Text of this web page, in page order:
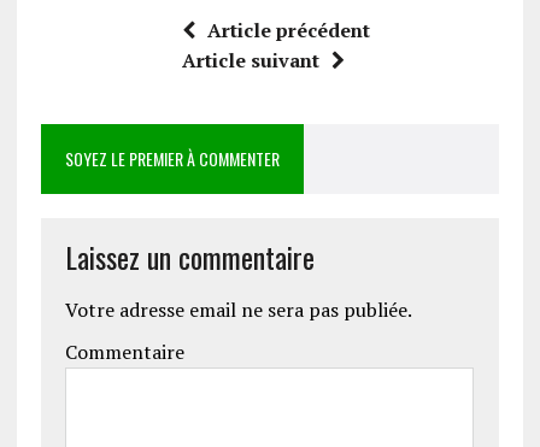
Article précédent
Article suivant
SOYEZ LE PREMIER À COMMENTER
Laissez un commentaire
Votre adresse email ne sera pas publiée.
Commentaire